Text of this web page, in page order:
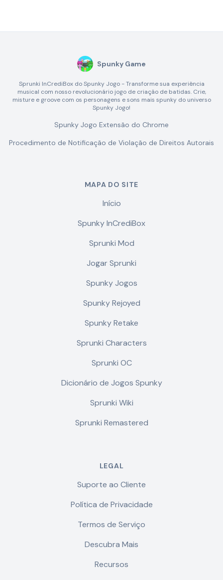
Spunky Game
Sprunki InCrediBox do Spunky Jogo - Transforme sua experiência
musical com nosso revolucionário jogo de criação de batidas. Crie,
misture e groove com os personagens e sons mais spunky do universo
Spunky Jogo!
Spunky Jogo Extensão do Chrome
Procedimento de Notificação de Violação de Direitos Autorais
MAPA DO SITE
Início
Spunky InCrediBox
Sprunki Mod
Jogar Sprunki
Spunky Jogos
Spunky Rejoyed
Spunky Retake
Sprunki Characters
Sprunki OC
Dicionário de Jogos Spunky
Sprunki Wiki
Sprunki Remastered
LEGAL
Suporte ao Cliente
Política de Privacidade
Termos de Serviço
Descubra Mais
Recursos